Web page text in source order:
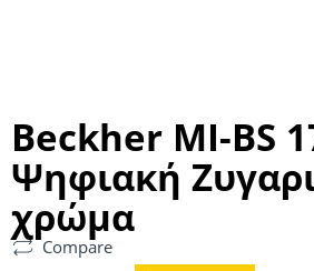
Beckher MI-BS
Ψηφιακή
χρώμα
Compare